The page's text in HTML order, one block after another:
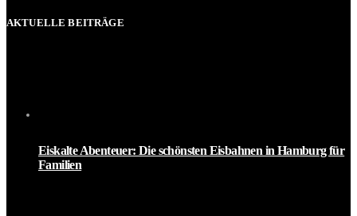
AKTUELLE BEITRÄGE
Eiskalte Abenteuer: Die schönsten Eisbahnen in Hamburg für
Familien